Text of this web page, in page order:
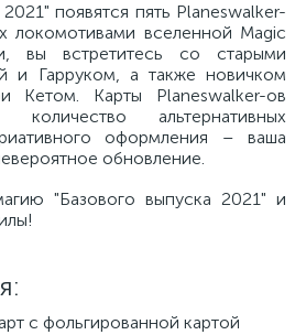
появятся пять Planeswalker-
локомотивами вселенной Magic
вы встретитесь со старыми
и Гарруком, а также новичком
Кетом. Карты Planeswalker-ов
альтернативных
оформления – ваша
обновление.
"Базового выпуска 2021" и
с фольгированной картой